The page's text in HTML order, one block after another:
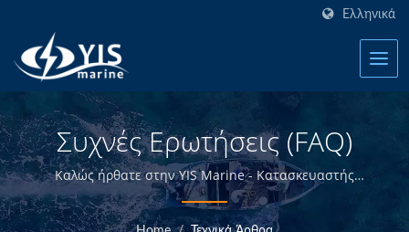
Ελληνικά
Συχνές Ερωτήσεις (FAQ)
Καλώς ήρθατε στην YIS Marine - Κατασκευαστής
θαλάσσιων ηλεκτρολογικών προϊόντων στην Ταϊβάν.